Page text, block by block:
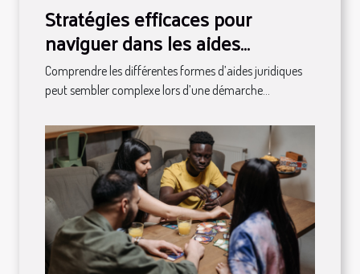
Stratégies efficaces pour
naviguer dans les aides
juridiques disponibles
Comprendre les différentes formes d’aides juridiques
peut sembler complexe lors d’une démarche...